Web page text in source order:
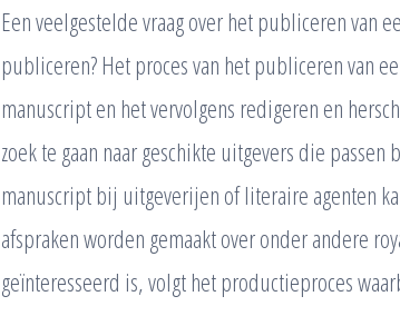
Een veelgestelde vraag over het publiceren van
publiceren? Het proces van het publiceren van
manuscript en het vervolgens redigeren en
zoek te gaan naar geschikte uitgevers die
manuscript bij uitgeverijen of literaire agenten
afspraken worden gemaakt over onder andere
geïnteresseerd is, volgt het productieproces